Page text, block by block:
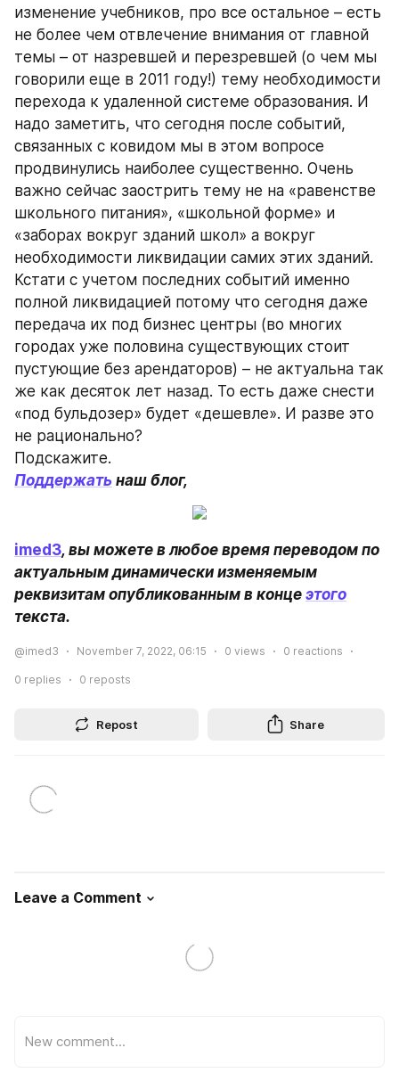
изменение учебников, про все остальное – есть
не более чем отвлечение внимания от главной
темы – от назревшей и перезревшей (о чем мы
говорили еще в 2011 году!) тему необходимости
перехода к удаленной системе образования. И
надо заметить, что сегодня после событий,
связанных с ковидом мы в этом вопросе
продвинулись наиболее существенно. Очень
важно сейчас заострить тему не на «равенстве
школьного питания», «школьной форме» и
«заборах вокруг зданий школ» а вокруг
необходимости ликвидации самих этих зданий.
Кстати с учетом последних событий именно
полной ликвидацией потому что сегодня даже
передача их под бизнес центры (во многих
городах уже половина существующих стоит
пустующие без арендаторов) – не актуальна так
же как десяток лет назад. То есть даже снести
«под бульдозер» будет «дешевле». И разве это
не рационально?
Подскажите.
Поддержать наш блог,
imed3, вы можете в любое время переводом по
актуальным динамически изменяемым
реквизитам опубликованным в конце этого
текста.
@imed3 November 7, 2022, 06:15 0 views 0 reactions
0 replies 0 reposts
Repost Share
Leave a Comment